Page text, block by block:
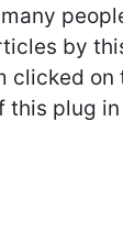
by
clicked on
this plug